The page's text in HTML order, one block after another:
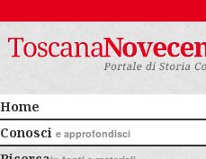
Home
Conosci e approfondisci